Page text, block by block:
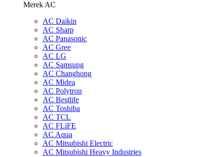
Merek AC
AC Daikin
AC Sharp
AC Panasonic
AC Gree
AC LG
AC Samsung
AC Changhong
AC Midea
AC Polytron
AC Bestlife
AC Toshiba
AC TCL
AC FLiFE
AC Aqua
AC Mitsubishi Electric
AC Mitsubishi Heavy Industries